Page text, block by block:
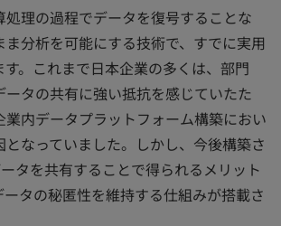
理の過程でデータを復号することな
ま分析を可能にする技術で、すでに実用
。これまで日本企業の多くは、部門
ータの共有に強い抵抗を感じていたた
業内データプラットフォーム構築におい
なっていました。しかし、今後構築さ
タを共有することで得られるメリット
ータの秘匿性を維持する仕組みが搭載さ